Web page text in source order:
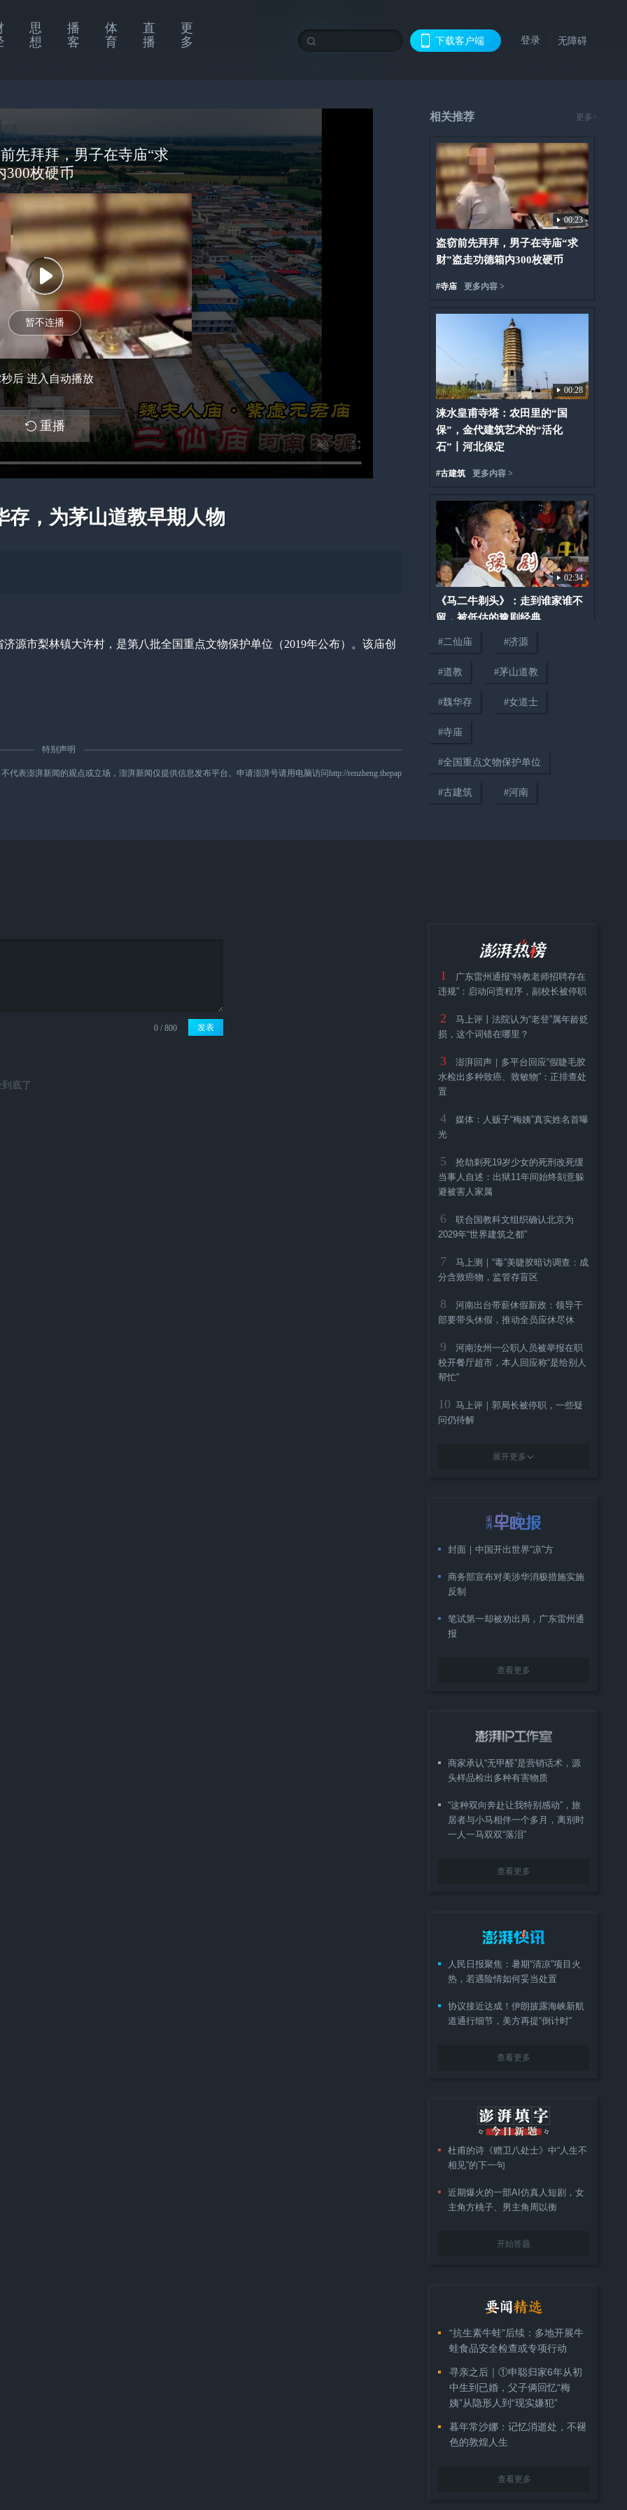
思
想
播
客
体
育
直
播
更
多
下载客户端 登录 无障碍
先拜拜，男子在寺庙“求
300枚硬币
暂不连播
秒后 进入自动播放
重播
存，为茅山道教早期人物
源市梨林镇大许村，是第八批全国重点文物保护单位（2019年公布）。该庙创
特别声明
表澎湃新闻的观点或立场，澎湃新闻仅提供信息发布平台。申请澎湃号请用电脑访问http://renzheng.thepap
相关推荐 更多>
00:23
盗窃前先拜拜，男子在寺庙“求
财”盗走功德箱内300枚硬币
#寺庙 更多内容 >
00:28
涞水皇甫寺塔：农田里的“国
保”，金代建筑艺术的“活化
石”丨河北保定
#古建筑 更多内容 >
02:34
《马二牛剃头》：走到谁家谁不
留，被低估的豫剧经典
#河南 更多内容 >
魂，庙下葬40万颗人头丨山西晋
#二仙庙 #济源
#道教 #茅山道教
#魏华存 #女道士
#寺庙
#全国重点文物保护单位
#古建筑 #河南
发表
底了
1
广东雷州通报“特教老师招聘存在
违规”：启动问责程序，副校长被停职
2
马上评丨法院认为“老登”属年龄贬
损，这个词错在哪里？
3
澎湃回声｜多平台回应“假睫毛胶
水检出多种致癌、致敏物”：正排查处
置
4
媒体：人贩子“梅姨”真实姓名首曝
光
5
抢劫刺死19岁少女的死刑改死缓
当事人自述：出狱11年间始终刻意躲
避被害人家属
6
联合国教科文组织确认北京为
2029年“世界建筑之都”
7
马上测｜“毒”美睫胶暗访调查：成
分含致癌物，监管存盲区
8
河南出台带薪休假新政：领导干
部要带头休假，推动全员应休尽休
9
河南汝州一公职人员被举报在职
校开餐厅超市，本人回应称“是给别人
帮忙”
10 马上评｜郭局长被停职，一些疑
问仍待解
展开更多
封面｜中国开出世界“凉”方
商务部宣布对美涉华消极措施实施
反制
笔试第一却被劝出局，广东雷州通
报
查看更多
商家承认“无甲醛”是营销话术，源
头样品检出多种有害物质
“这种双向奔赴让我特别感动”，旅
居者与小马相伴一个多月，离别时
一人一马双双“落泪”
查看更多
人民日报聚焦：暑期“清凉”项目火
热，若遇险情如何妥当处置
协议接近达成！伊朗披露海峡新航
道通行细节，美方再提“倒计时”
查看更多
杜甫的诗《赠卫八处士》中“人生不
相见”的下一句
近期爆火的一部AI仿真人短剧，女
主角方桃子、男主角周以衡
开始答题
“抗生素牛蛙”后续：多地开展牛
蛙食品安全检查或专项行动
寻亲之后｜①申聪归家6年从初
中生到已婚，父子俩回忆“梅
姨”从隐形人到“现实嫌犯”
暮年常沙娜：记忆消逝处，不褪
色的敦煌人生
查看更多